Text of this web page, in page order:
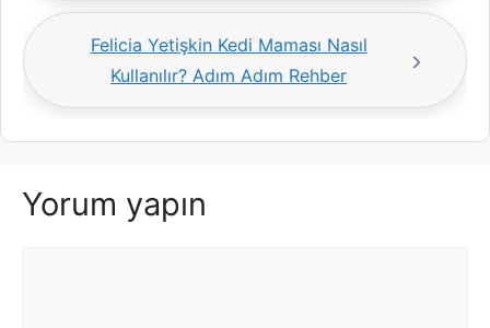
Felicia Yetişkin Kedi Maması Nasıl
Kullanılır? Adım Adım Rehber
Yorum yapın